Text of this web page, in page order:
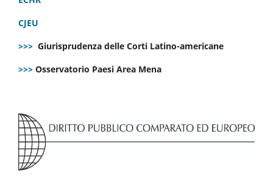
CJEU
>>> Giurisprudenza delle Corti Latino-americane
>>> Osservatorio Paesi Area Mena